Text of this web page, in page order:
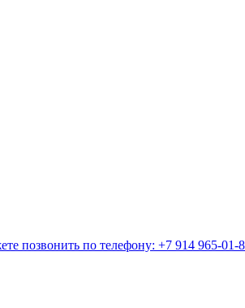
позвонить по телефону: +7 914 965-01-